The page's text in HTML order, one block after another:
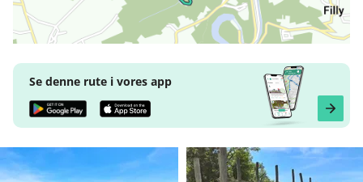
Se denne rute i vores app